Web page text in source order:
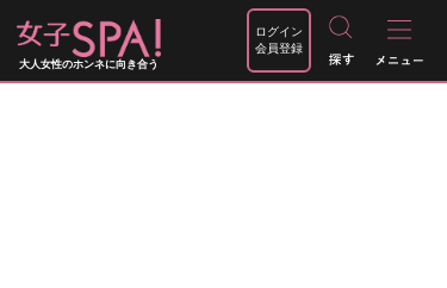
大人女性のホンネに向き合う
ログイン
会員登録